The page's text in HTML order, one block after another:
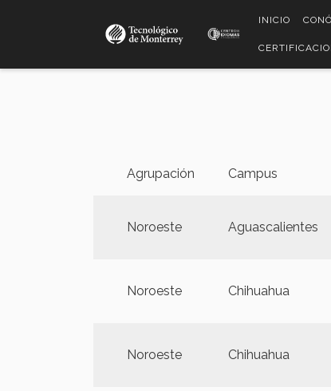
principal
INICIO
Agrupación Campus
Noroeste Aguascalientes
Noroeste Chihuahua
Noroeste Chihuahua